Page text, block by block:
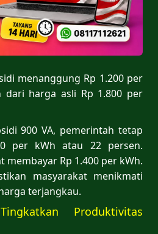
menanggung Rp 1.200 per
dari harga asli Rp 1.800 per
900 VA, pemerintah tetap
per kWh atau 22 persen.
membayar Rp 1.400 per kWh.
masyarakat menikmati
terjangkau.
Produktivitas